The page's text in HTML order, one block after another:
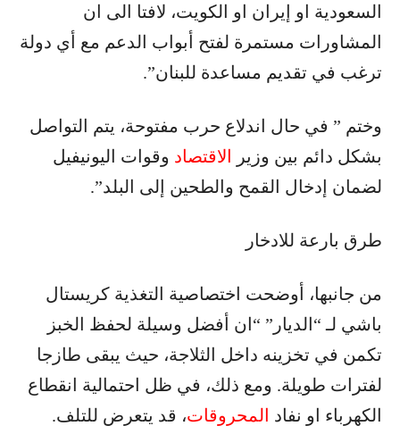
السعودية او إيران او الكويت، لافتا الى ان
المشاورات مستمرة لفتح أبواب الدعم مع أي دولة
ترغب في تقديم مساعدة للبنان”.
وختم ” في حال اندلاع حرب مفتوحة، يتم التواصل
بشكل دائم بين وزير
الاقتصاد وقوات اليونيفيل
لضمان إدخال القمح والطحين إلى البلد”.
طرق بارعة للادخار
من جانبها، أوضحت اختصاصية التغذية كريستال
باشي لـ “الديار” “ان أفضل وسيلة لحفظ الخبز
تكمن في تخزينه داخل الثلاجة، حيث يبقى طازجا
لفترات طويلة. ومع ذلك، في ظل احتمالية انقطاع
الكهرباء او نفاد المحروقات، قد يتعرض للتلف.